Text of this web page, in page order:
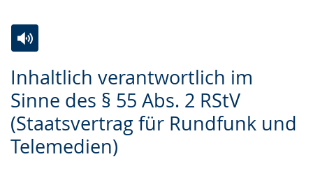
Inhaltlich verantwortlich im
Sinne des § 55 Abs. 2 RStV
(Staatsvertrag für Rundfunk und
Telemedien)
Leichten
Sprache
wechseln.
Audio-
Unterstützung.
Video
in
Deutscher
Gebärdensprache